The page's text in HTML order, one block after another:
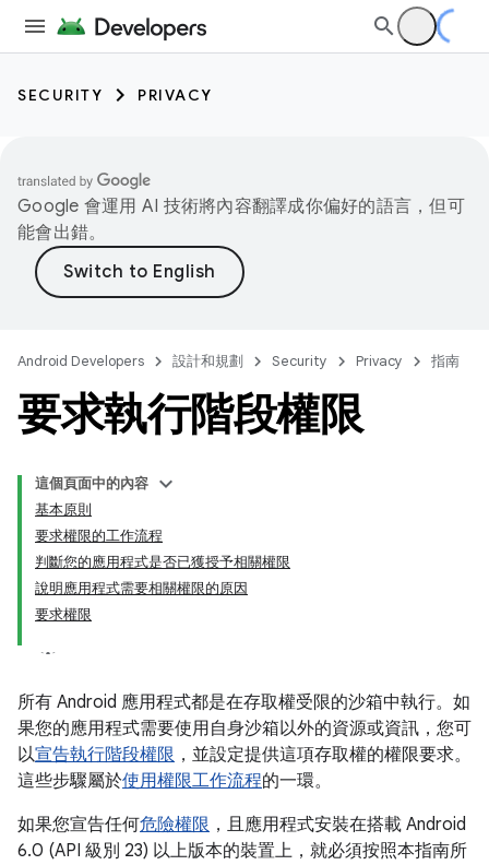
SECURITY PRIVACY
Google 會運用 AI 技術將內容翻譯成你偏好的語言，但可
能會出錯。
Android Developers 設計和規劃 Security Privacy 指南
要求執行階段權限
這個頁面中的內容
基本原則
要求權限的工作流程
判斷您的應用程式是否已獲授予相關權限
說明應用程式需要相關權限的原因
要求權限
所有 Android 應用程式都是在存取權受限的沙箱中執行。如
果您的應用程式需要使用自身沙箱以外的資源或資訊，您可
以宣告執行階段權限 ，並設定提供這項存取權的權限要求。
這些步驟屬於使用權限工作流程的一環。
如果您宣告任何危險權限 ，且應用程式安裝在搭載 Android
6.0 (API 級別 23) 以上版本的裝置上，就必須按照本指南所